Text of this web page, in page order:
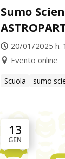
Sumo
BIOLOGIA
20/01/2025 h.
Evento online
Scuola sumo
13
GEN